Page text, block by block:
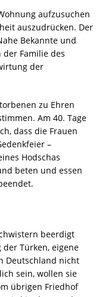
aufzusuchen
auszudrücken. Der
Bekannte und
Familie des
der
zu Ehren
Am 40. Tage
dass die Frauen
–
Hodschas
beten und essen
beerdigt
Türken, eigene
Deutschland nicht
sein, wollen sie
übrigen Friedhof